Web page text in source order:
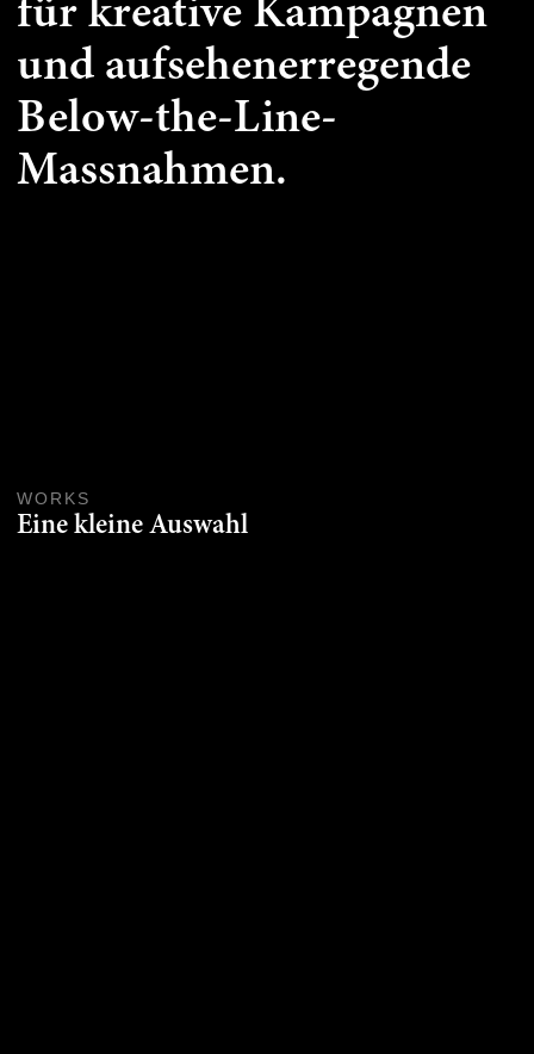
für kreative Kampagnen
und aufsehenerregende
Below-the-Line-
Massnahmen.
WORKS
Eine kleine Auswahl